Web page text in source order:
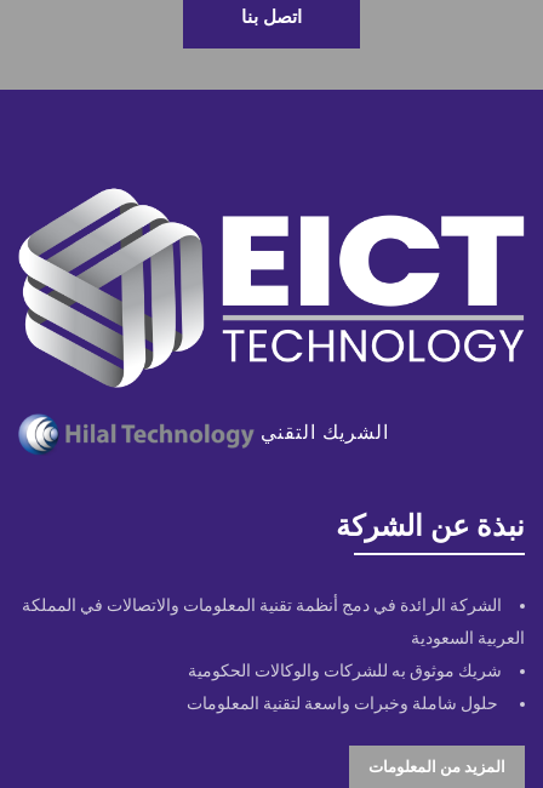
اتصل بنا
الشريك التقني
نبذة عن الشركة
الشركة الرائدة في دمج أنظمة تقنية المعلومات والاتصالات في المملكة
العربية السعودية
شريك موثوق به للشركات والوكالات الحكومية
حلول شاملة وخبرات واسعة لتقنية المعلومات
المزيد من المعلومات